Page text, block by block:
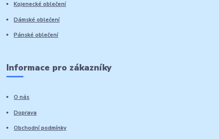
Kojenecké oblečení
Dámské oblečení
Pánské oblečení
Informace pro zákazníky
O nás
Doprava
Obchodní podmínky